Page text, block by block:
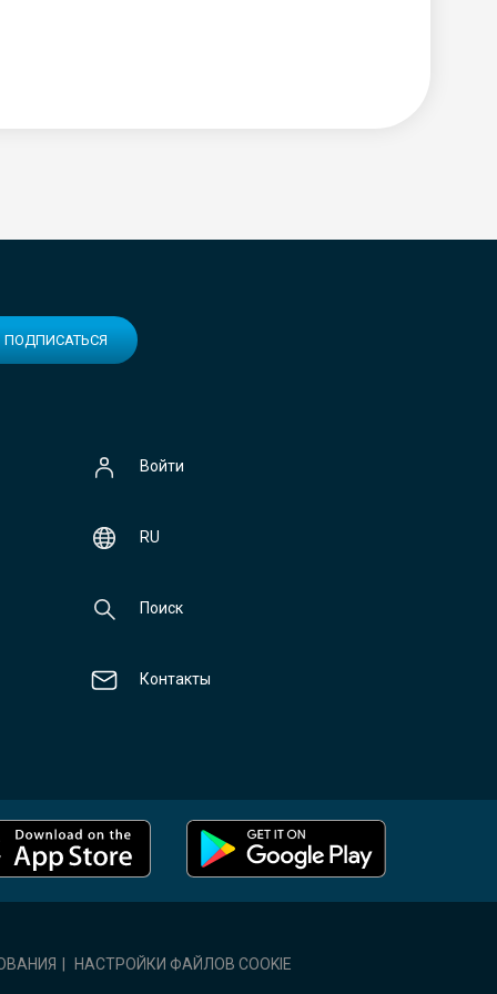
ПОДПИСАТЬСЯ
Войти
RU
Поиск
Контакты
НАСТРОЙКИ ФАЙЛОВ COOKIE